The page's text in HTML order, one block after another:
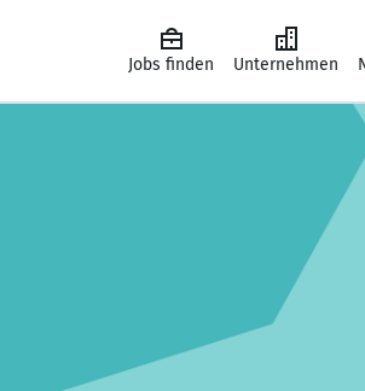
Jobs finden Unternehmen